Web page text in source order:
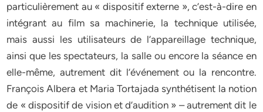
particulièrement au « dispositif externe », c’est-à-dire en
intégrant au film sa machinerie, la technique utilisée,
mais aussi les utilisateurs de l’appareillage technique,
ainsi que les spectateurs, la salle ou encore la séance en
elle-même, autrement dit l’événement ou la rencontre.
François Albera et Maria Tortajada synthétisent la notion
de « dispositif de vision et d’audition » – autrement dit le